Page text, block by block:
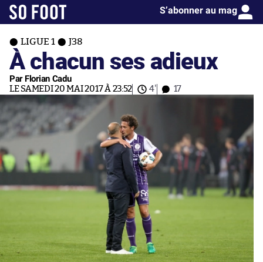
S’abonner au mag
LIGUE 1 J38
À chacun ses adieux
Par Florian Cadu
LE SAMEDI 20 MAI 2017 À 23:52 4' 17